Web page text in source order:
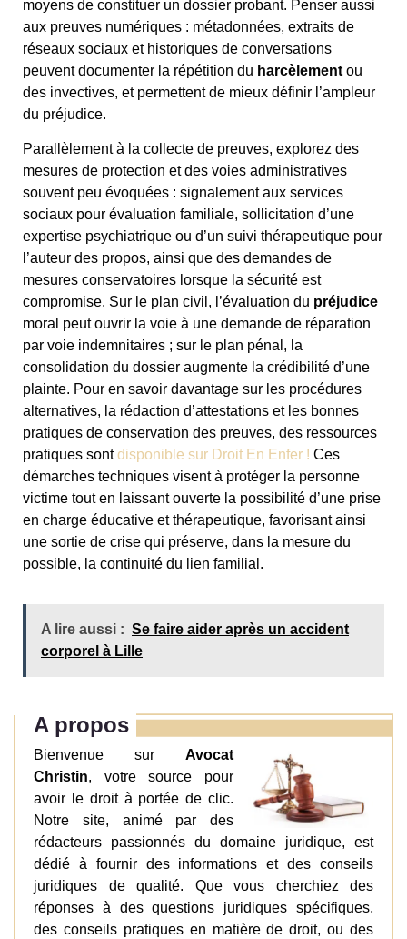
moyens de constituer un dossier probant. Penser aussi
aux preuves numériques : métadonnées, extraits de
réseaux sociaux et historiques de conversations
peuvent documenter la répétition du harcèlement ou
des invectives, et permettent de mieux définir l’ampleur
du préjudice.
Parallèlement à la collecte de preuves, explorez des
mesures de protection et des voies administratives
souvent peu évoquées : signalement aux services
sociaux pour évaluation familiale, sollicitation d’une
expertise psychiatrique ou d’un suivi thérapeutique pour
l’auteur des propos, ainsi que des demandes de
mesures conservatoires lorsque la sécurité est
compromise. Sur le plan civil, l’évaluation du préjudice
moral peut ouvrir la voie à une demande de réparation
par voie indemnitaires ; sur le plan pénal, la
consolidation du dossier augmente la crédibilité d’une
plainte. Pour en savoir davantage sur les procédures
alternatives, la rédaction d’attestations et les bonnes
pratiques de conservation des preuves, des ressources
pratiques sontdisponible sur Droit En Enfer ! Ces
démarches techniques visent à protéger la personne
victime tout en laissant ouverte la possibilité d’une prise
en charge éducative et thérapeutique, favorisant ainsi
une sortie de crise qui préserve, dans la mesure du
possible, la continuité du lien familial.
A lire aussi : Se faire aider après un accident
corporel à Lille
A propos
Bienvenue sur Avocat
Christin, votre source pour
avoir le droit à portée de clic.
Notre site, animé par des
rédacteurs passionnés du domaine juridique, est
dédié à fournir des informations et des conseils
juridiques de qualité. Que vous cherchiez des
réponses à des questions juridiques spécifiques,
des conseils pratiques en matière de droit, ou des